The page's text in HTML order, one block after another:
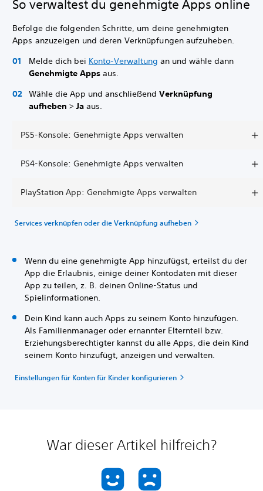
So verwaltest du genehmigte Apps online
Befolge die folgenden Schritte, um deine genehmigten
Apps anzuzeigen und deren Verknüpfungen aufzuheben.
Melde dich bei Konto-Verwaltung an und wähle dann
Genehmigte Apps aus.
Wähle die App und anschließend Verknüpfung
aufheben > Ja aus.
PS5-Konsole: Genehmigte Apps verwalten
PS4-Konsole: Genehmigte Apps verwalten
PlayStation App: Genehmigte Apps verwalten
Services verknüpfen oder die Verknüpfung aufheben
Wenn du eine genehmigte App hinzufügst, erteilst du der
App die Erlaubnis, einige deiner Kontodaten mit dieser
App zu teilen, z. B. deinen Online-Status und
Spielinformationen.
Dein Kind kann auch Apps zu seinem Konto hinzufügen.
Als Familienmanager oder ernannter Elternteil bzw.
Erziehungsberechtigter kannst du alle Apps, die dein Kind
seinem Konto hinzufügt, anzeigen und verwalten.
Einstellungen für Konten für Kinder konfigurieren
War dieser Artikel hilfreich?